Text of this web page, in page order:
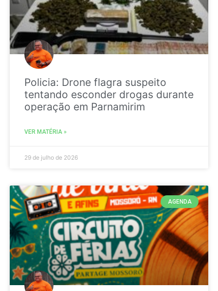
Policia: Drone flagra suspeito
tentando esconder drogas durante
operação em Parnamirim
VER MATÉRIA »
29 de julho de 2026
AGENDA